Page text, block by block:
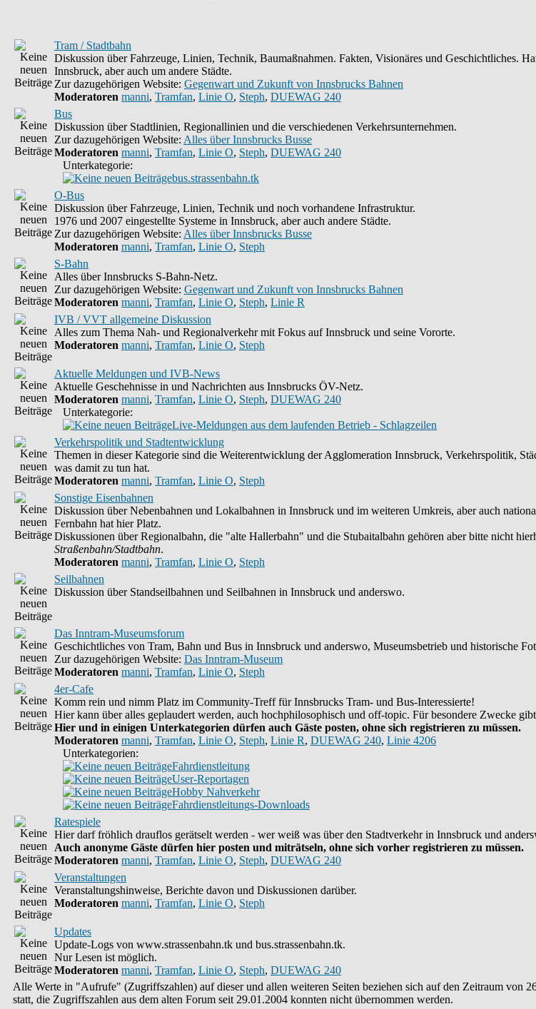
Tram / Stadtbahn
Diskussion über Fahrzeuge, Linien, Technik, Baumaßnahmen. Fakten, Visionäres und Geschichtliches.
Innsbruck, aber auch um andere Städte.
Zur dazugehörigen Website: Gegenwart und Zukunft von Innsbrucks Bahnen
Moderatoren manni, Tramfan, Linie O, Steph, DUEWAG 240
Bus
Diskussion über Stadtlinien, Regionallinien und die verschiedenen Verkehrsunternehmen.
Zur dazugehörigen Website: Alles über Innsbrucks Busse
Moderatoren manni, Tramfan, Linie O, Steph, DUEWAG 240
Unterkategorie:
bus.strassenbahn.tk
O-Bus
Diskussion über Fahrzeuge, Linien, Technik und noch vorhandene Infrastruktur.
1976 und 2007 eingestellte Systeme in Innsbruck, aber auch andere Städte.
Zur dazugehörigen Website: Alles über Innsbrucks Busse
Moderatoren manni, Tramfan, Linie O, Steph
S-Bahn
Alles über Innsbrucks S-Bahn-Netz.
Zur dazugehörigen Website: Gegenwart und Zukunft von Innsbrucks Bahnen
Moderatoren manni, Tramfan, Linie O, Steph, Linie R
IVB / VVT allgemeine Diskussion
Alles zum Thema Nah- und Regionalverkehr mit Fokus auf Innsbruck und seine Vororte.
Moderatoren manni, Tramfan, Linie O, Steph
Aktuelle Meldungen und IVB-News
Aktuelle Geschehnisse in und Nachrichten aus Innsbrucks ÖV-Netz.
Moderatoren manni, Tramfan, Linie O, Steph, DUEWAG 240
Unterkategorie:
Live-Meldungen aus dem laufenden Betrieb - Schlagzeilen
Verkehrspolitik und Stadtentwicklung
Themen in dieser Kategorie sind die Weiterentwicklung der Agglomeration Innsbruck, Verkehrspolitik,
was damit zu tun hat.
Moderatoren manni, Tramfan, Linie O, Steph
Sonstige Eisenbahnen
Diskussion über Nebenbahnen und Lokalbahnen in Innsbruck und im weiteren Umkreis, aber auch
Fernbahn hat hier Platz.
Diskussionen über Regionalbahn, die "alte Hallerbahn" und die Stubaitalbahn gehören aber bitte nicht
Straßenbahn/Stadtbahn.
Moderatoren manni, Tramfan, Linie O, Steph
Seilbahnen
Diskussion über Standseilbahnen und Seilbahnen in Innsbruck und anderswo.
Das Inntram-Museumsforum
Geschichtliches von Tram, Bahn und Bus in Innsbruck und anderswo, Museumsbetrieb und historische
Zur dazugehörigen Website: Das Inntram-Museum
Moderatoren manni, Tramfan, Linie O, Steph
4er-Cafe
Komm rein und nimm Platz im Community-Treff für Innsbrucks Tram- und Bus-Interessierte!
Hier kann über alles geplaudert werden, auch hochphilosophisch und off-topic. Für besondere Zwecke
Hier und in einigen Unterkategorien dürfen auch Gäste posten, ohne sich registrieren zu müssen.
Moderatoren manni, Tramfan, Linie O, Steph, Linie R, DUEWAG 240, Linie 4206
Unterkategorien:
Fahrdienstleitung
User-Reportagen
Hobby Nahverkehr
Fahrdienstleitungs-Downloads
Ratespiele
Hier darf fröhlich drauflos gerätselt werden - wer weiß was über den Stadtverkehr in Innsbruck und
Auch anonyme Gäste dürfen hier posten und miträtseln, ohne sich vorher registrieren zu müssen.
Moderatoren manni, Tramfan, Linie O, Steph, DUEWAG 240
Veranstaltungen
Veranstaltungshinweise, Berichte davon und Diskussionen darüber.
Moderatoren manni, Tramfan, Linie O, Steph
Updates
Update-Logs von www.strassenbahn.tk und bus.strassenbahn.tk.
Nur Lesen ist möglich.
Moderatoren manni, Tramfan, Linie O, Steph, DUEWAG 240
Alle Werte in "Aufrufe" (Zugriffszahlen) auf dieser und allen weiteren Seiten beziehen sich auf den Zeitraum von
statt, die Zugriffszahlen aus dem alten Forum seit 29.01.2004 konnten nicht übernommen werden.